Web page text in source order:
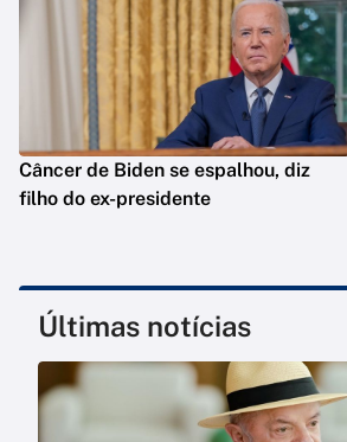
Câncer de Biden se espalhou, diz
filho do ex-presidente
Últimas notícias